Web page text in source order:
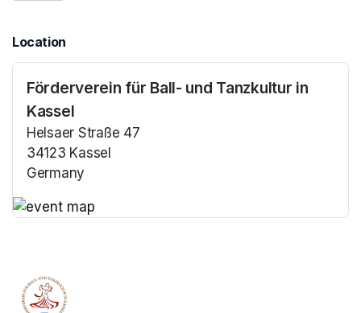
Location
Förderverein für Ball- und Tanzkultur in
Kassel
Helsaer Straße 47
34123 Kassel
Germany